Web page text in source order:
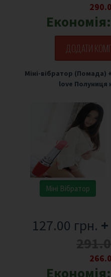
Економія:
Міні-вібратор (Помада) +
love Полуниця
Міні Вібратор
127.00 грн. +
Економія: